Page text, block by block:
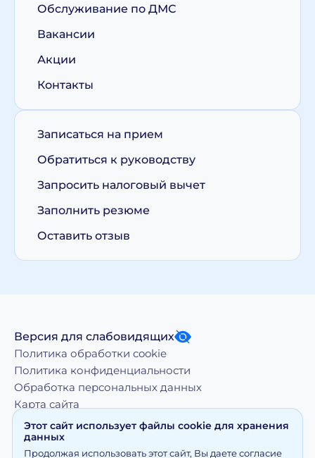
Обслуживание по ДМС
Вакансии
Акции
Контакты
Записаться на прием
Обратиться к руководству
Запросить налоговый вычет
Заполнить резюме
Оставить отзыв
Версия для слабовидящих
Политика обработки cookie
Политика конфиденциальности
Обработка персональных данных
Карта сайта
Этот сайт использует файлы cookie для хранения
данных
Продолжая использовать этот сайт, Вы даете согласие